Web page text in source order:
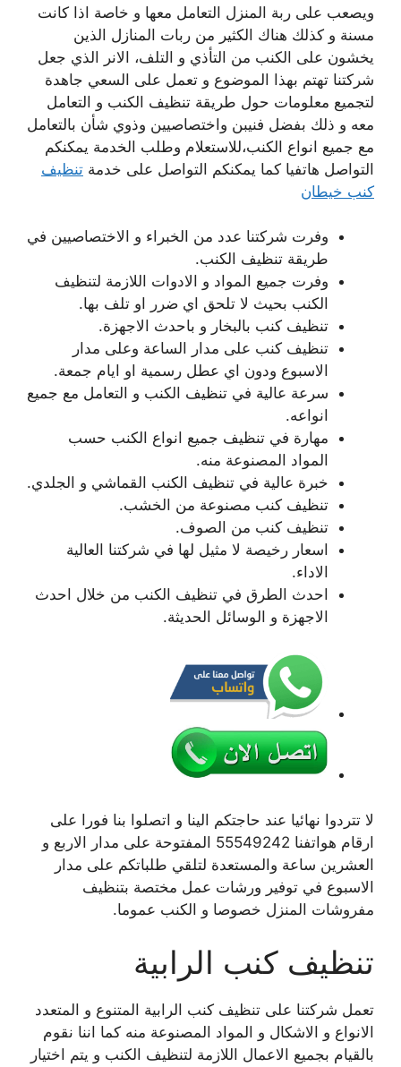
ويصعب على ربة المنزل التعامل معها و خاصة اذا كانت
مسنة و كذلك هناك الكثير من ربات المنازل الذين
يخشون على الكنب من التأذي و التلف، الانر الذي جعل
شركتنا تهتم بهذا الموضوع و تعمل على السعي جاهدة
لتجميع معلومات حول طريقة تنظيف الكنب و التعامل
معه و ذلك بفضل فنيبن واختصاصيين وذوي شأن بالتعامل
مع جميع انواع الكنب،للاستعلام وطلب الخدمة يمكنكم
التواصل هاتفيا كما يمكنكم التواصل على خدمة تنظيف
كنب خيطان
وفرت شركتنا عدد من الخبراء و الاختصاصيين في
طريقة تنظيف الكنب.
وفرت جميع المواد و الادوات اللازمة لتنظيف
الكنب بحيث لا تلحق اي ضرر او تلف بها.
تنظيف كنب بالبخار و باحدث الاجهزة.
تنظيف كنب على مدار الساعة وعلى مدار
الاسبوع ودون اي عطل رسمية او ايام جمعة.
سرعة عالية في تنظيف الكنب و التعامل مع جميع
انواعه.
مهارة في تنظيف جميع انواع الكنب حسب
المواد المصنوعة منه.
خبرة عالية في تنظيف الكنب القماشي و الجلدي.
تنظيف كنب مصنوعة من الخشب.
تنظيف كنب من الصوف.
اسعار رخيصة لا مثيل لها في شركتنا العالية
الاداء.
احدث الطرق في تنظيف الكنب من خلال احدث
الاجهزة و الوسائل الحديثة.
لا تتردوا نهائيا عند حاجتكم الينا و اتصلوا بنا فورا على
ارقام هواتفنا 55549242 المفتوحة على مدار الاربع و
العشرين ساعة والمستعدة لتلقي طلباتكم على مدار
الاسبوع في توفير ورشات عمل مختصة بتنظيف
مفروشات المنزل خصوصا و الكنب عموما.
تنظيف كنب الرابية
تعمل شركتنا على تنظيف كنب الرابية المتنوع و المتعدد
الانواع و الاشكال و المواد المصنوعة منه كما اننا نقوم
بالقيام بجميع الاعمال اللازمة لتنظيف الكنب و يتم اختيار